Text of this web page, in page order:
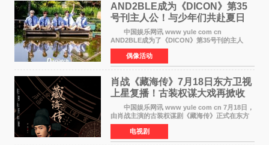
AND2BLE成为《DICON》第35
号刊主人公！与少年们共赴夏日
之约
中国娱乐网讯 www yule com cn
AND2BLE成为了《DICON》第35号刊的主人
公，本期标题为And The Summer。作为出道后
首次担任杂志画报主角的完整体，AND2BLE用清
澈的少年感与全新的夏天相遇了
偶像活动
肖战《藏海传》7月18日东方卫视
上星复播！古装权谋大戏再掀收
视热潮
中国娱乐网讯 www yule com cn 7月18日，
由肖战主演的古装权谋剧《藏海传》正式在东方
卫视上星复播，引发广泛关注。该剧此前已在网
络平台播出，凭借精良制作和紧凑剧情收获不俗
口碑，此次上
电视剧